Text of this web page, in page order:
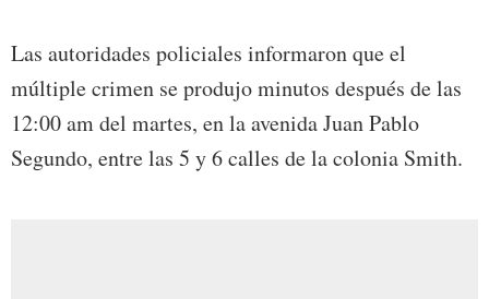
Las autoridades policiales informaron que el
múltiple crimen se produjo minutos después de las
12:00 am del martes, en la avenida Juan Pablo
Segundo, entre las 5 y 6 calles de la colonia Smith.